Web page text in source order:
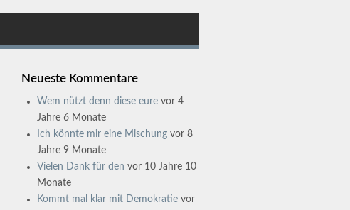
Neueste Kommentare
Wem nützt denn diese eure vor 4
Jahre 6 Monate
Ich könnte mir eine Mischung vor 8
Jahre 9 Monate
Vielen Dank für den vor 10 Jahre 10
Monate
Kommt mal klar mit Demokratie vor